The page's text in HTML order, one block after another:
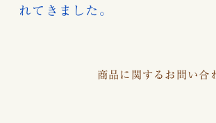
れてきました。
商品に関するお問い合